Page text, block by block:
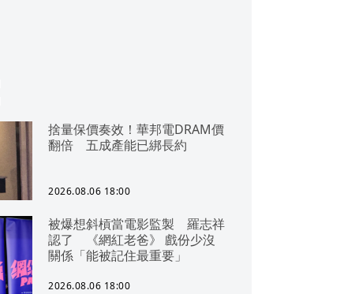
捨量保價奏效！華邦電DRAM價
翻倍 五成產能已綁長約
2026.08.06 18:00
被爆想斜槓當電影監製 羅志祥
認了 《網紅老爸》 戲份少沒
關係「能被記住最重要」
2026.08.06 18:00